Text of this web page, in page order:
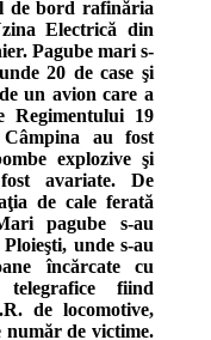
de bord rafinăria
Electrică din
Pagube mari s-
20 de case şi
un avion care a
Regimentului 19
au fost
explozive şi
avariate. De
de cale ferată
pagube s-au
unde s-au
încărcate cu
fiind
de locomotive,
număr de victime.